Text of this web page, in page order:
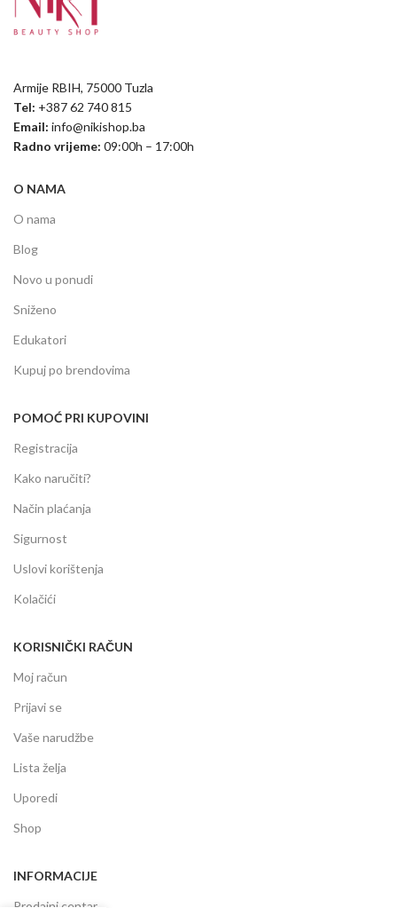
Armije RBIH, 75000 Tuzla
Tel: +387 62 740 815
Email: info@nikishop.ba
Radno vrijeme: 09:00h – 17:00h
O NAMA
O nama
Blog
Novo u ponudi
Sniženo
Edukatori
Kupuj po brendovima
POMOĆ PRI KUPOVINI
Registracija
Kako naručiti?
Način plaćanja
Sigurnost
Uslovi korištenja
Kolačići
KORISNIČKI RAČUN
Moj račun
Prijavi se
Vaše narudžbe
Lista želja
Uporedi
Shop
INFORMACIJE